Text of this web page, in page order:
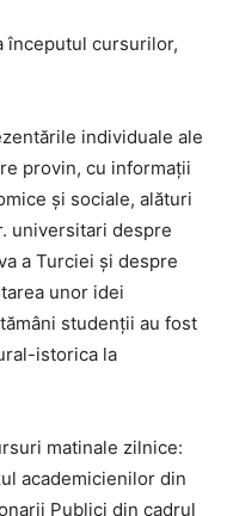
începutul cursurilor,
individuale ale
provin, cu informații
și sociale, alături
universitari despre
a Turciei și despre
unor idei
studenții au fost
istorica la
matinale zilnice:
academicienilor din
Publici din cadrul